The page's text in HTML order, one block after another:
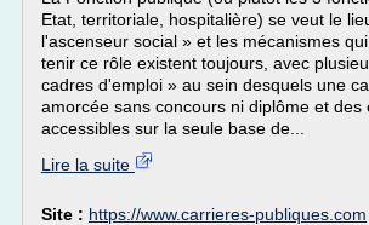
Etat, territoriale, hospitalière) se veut le
l'ascenseur social » et les mécanismes
tenir ce rôle existent toujours, avec
cadres d'emploi » au sein desquels une
amorcée sans concours ni diplôme et des
accessibles sur la seule base de...
Lire la suite
Site : https://www.carrieres-publiques.com